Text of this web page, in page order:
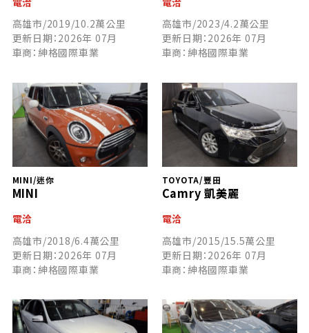
高雄市/2019/10.2萬公里
更新日期：2026年 07月
車商：紳格國際車業
高雄市/2023/4.2萬公里
更新日期：2026年 07月
車商：紳格國際車業
MINI/迷你
MINI
電洽
高雄市/2018/6.4萬公里
更新日期：2026年 07月
車商：紳格國際車業
TOYOTA/豐田
Camry 凱美麗
電洽
高雄市/2015/15.5萬公里
更新日期：2026年 07月
車商：紳格國際車業